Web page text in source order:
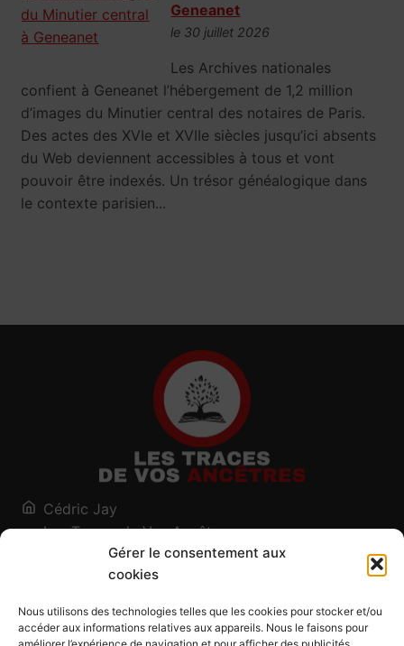
Gérer le consentement aux
cookies
Nous utilisons des technologies telles que les cookies pour stocker et/ou
accéder aux informations relatives aux appareils. Nous le faisons pour
Geneanet
le 30 juillet 2026
Les Archives nationales
confient à Geneanet l’hébergement de 1,2 million
d’images du Minutier central des notaires de Paris.
Des actes des XVIe et XVIIe siècles jusqu’ici absents
du Web deviennent accessibles à tous et vont
pouvoir être indexés. Un trésor généalogique dans
le contexte parisien...
Cédric Jay
Les Traces de Vos Ancêtres
120, chemin des Salines
73200 Albertville - Savoie
Blog